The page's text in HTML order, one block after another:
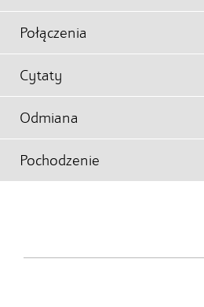
Połączenia
Cytaty
Odmiana
Pochodzenie